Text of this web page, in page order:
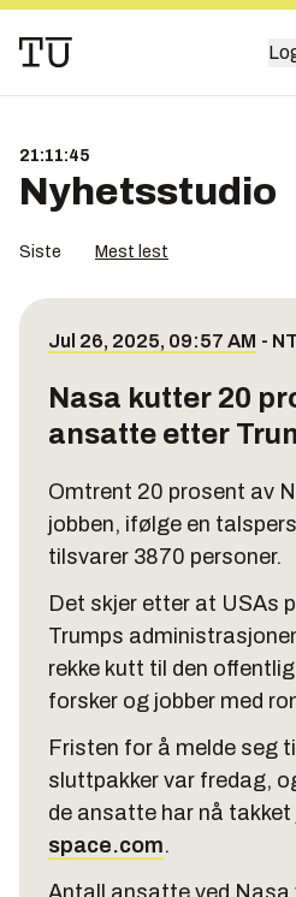
21:11:45
Nyhetsstudio
Siste Mest lest
Jul 26, 2025, 09:57 AM -
Nasa kutter 20
ansatte etter
Omtrent 20 prosent av
jobben, ifølge en
tilsvarer 3870 personer.
Det skjer etter at USAs
Trumps
rekke kutt til den
forsker og jobber med
Fristen for å melde seg
sluttpakker var fredag,
de ansatte har nå
space.com.
Antall ansatte ved